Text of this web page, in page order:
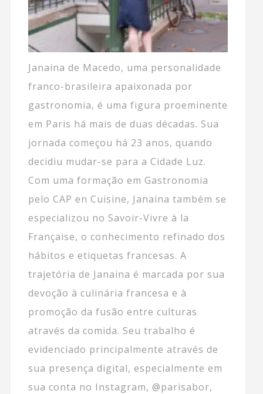
Janaina de Macedo, uma personalidade
franco-brasileira apaixonada por
gastronomia, é uma figura proeminente
em Paris há mais de duas décadas. Sua
jornada começou há 23 anos, quando
decidiu mudar-se para a Cidade Luz.
Com uma formação em Gastronomia
pelo CAP en Cuisine, Janaina também se
especializou no Savoir-Vivre à la
Française, o conhecimento refinado dos
hábitos e etiquetas francesas. A
trajetória de Janaina é marcada por sua
devoção à culinária francesa e à
promoção da fusão entre culturas
através da comida. Seu trabalho é
evidenciado principalmente através de
sua presença digital, especialmente em
sua conta no Instagram, @parisabor,